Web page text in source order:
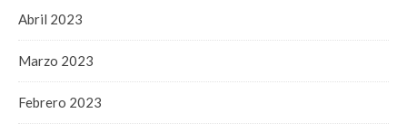
Abril 2023
Marzo 2023
Febrero 2023